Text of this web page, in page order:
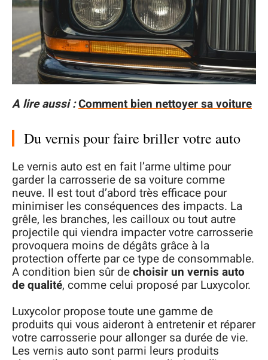
A lire aussi :Comment bien nettoyer sa voiture
Du vernis pour faire briller votre auto
Le vernis auto est en fait l’arme ultime pour
garder la carrosserie de sa voiture comme
neuve. Il est tout d’abord très efficace pour
minimiser les conséquences des impacts. La
grêle, les branches, les cailloux ou tout autre
projectile qui viendra impacter votre carrosserie
provoquera moins de dégâts grâce à la
protection offerte par ce type de consommable.
A condition bien sûr dechoisir un vernis auto
de qualité, comme celui proposé par Luxycolor.
Luxycolor propose toute une gamme de
produits qui vous aideront à entretenir et réparer
votre carrosserie pour allonger sa durée de vie.
Les vernis auto sont parmi leurs produits